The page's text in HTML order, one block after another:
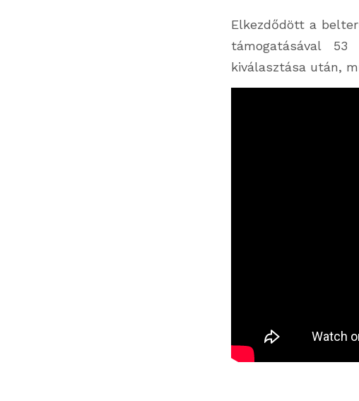
Elkezdődött a
támogatásával
kiválasztása után,